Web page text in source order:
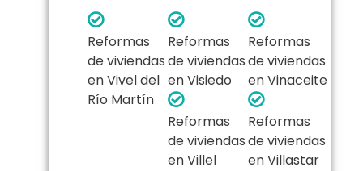
Reformas
de viviendas
en Vivel del
Río Martín
Reformas
de viviendas
en Visiedo
Reformas
de viviendas
en Vinaceite
Reformas
de viviendas
en Villel
Reformas
de viviendas
en Villastar